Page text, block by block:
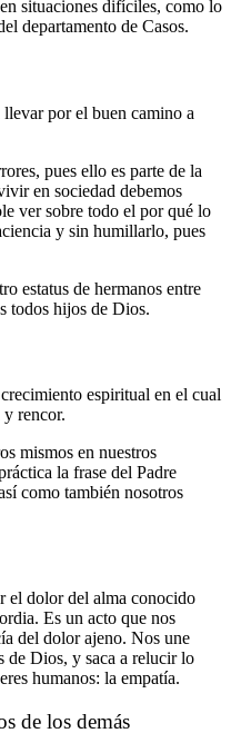
situaciones difíciles, como lo
departamento de Casos.
por el buen camino a
pues ello es parte de la
en sociedad debemos
ver sobre todo el por qué lo
y sin humillarlo, pues
estatus de hermanos entre
todos hijos de Dios.
espiritual en el cual
y rencor.
mismos en nuestros
la frase del Padre
como también nosotros
el dolor del alma conocido
Es un acto que nos
del dolor ajeno. Nos une
de Dios, y saca a relucir lo
humanos: la empatía.
de los demás